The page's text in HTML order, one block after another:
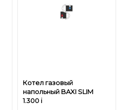
Котел газовый
напольный BAXI SLIM
1.300 i